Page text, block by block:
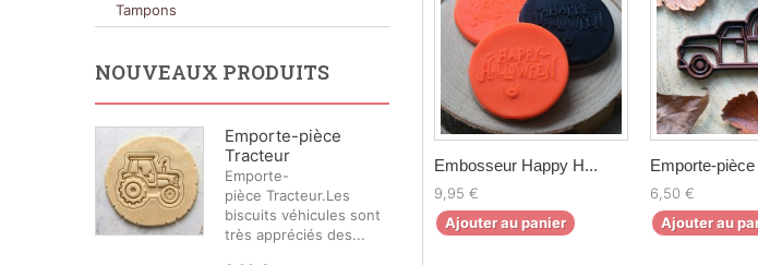
Embosseur Happy H...
9,95 €
Ajouter au panier
Emporte-
6,50 €
Ajouter au
Tampons
NOUVEAUX PRODUITS
Emporte-pièce
Tracteur
Emporte-
pièce Tracteur.Les
biscuits véhicules sont
très appréciés des...